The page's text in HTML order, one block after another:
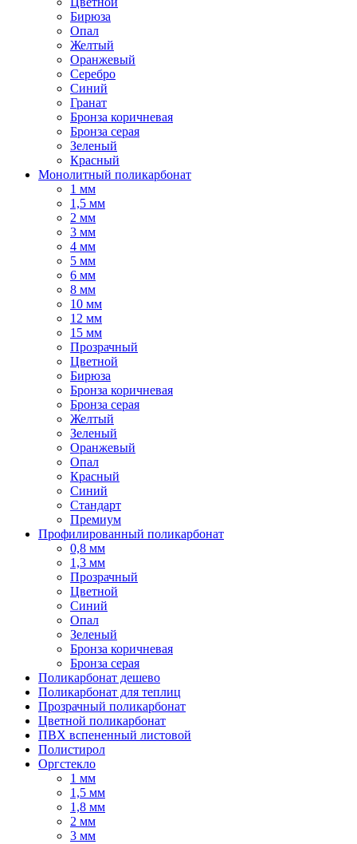
Бирюза
Опал
Желтый
Оранжевый
Серебро
Синий
Гранат
Бронза коричневая
Бронза серая
Зеленый
Красный
Монолитный поликарбонат
1 мм
1,5 мм
2 мм
3 мм
4 мм
5 мм
6 мм
8 мм
10 мм
12 мм
15 мм
Прозрачный
Цветной
Бирюза
Бронза коричневая
Бронза серая
Желтый
Зеленый
Оранжевый
Опал
Красный
Синий
Стандарт
Премиум
Профилированный поликарбонат
0,8 мм
1,3 мм
Прозрачный
Цветной
Синий
Опал
Зеленый
Бронза коричневая
Бронза серая
Поликарбонат дешево
Поликарбонат для теплиц
Прозрачный поликарбонат
Цветной поликарбонат
ПВХ вспененный листовой
Полистирол
Оргстекло
1 мм
1,5 мм
1,8 мм
2 мм
3 мм